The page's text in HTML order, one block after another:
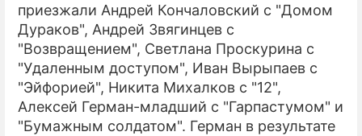
приезжали Андрей Кончаловский с "Домом
Дураков", Андрей Звягинцев с
"Возвращением", Светлана Проскурина с
"Удаленным доступом", Иван Вырыпаев с
"Эйфорией", Никита Михалков с "12",
Алексей Герман-младший с "Гарпастумом" и
"Бумажным солдатом". Герман в результате